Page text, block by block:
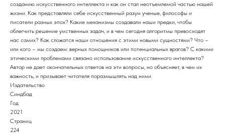
созданию искусственного интеллекта и как он стал неотъемлемой частью нашей
жизни. Как представляли себе искусственный разум ученые, философы и
писатели разных эпох? Какие механизмы создавали наши предки, чтобы
облегчить решение умственных задач, и в чем сегодня алгоритмы превосходят
нас самих? Как сложатся наши отношения с этими новыми сущностями? Что –
или кого – мы создаем: верных помощников или потенциальных врагов? С какими
этическими проблемами связано использование искусственного интеллекта?
Автор не дает окончательных ответов на эти вопросы, но объясняет, в чем их
важность, и призывает читателя поразмышлять над ними.
Издательство
Синдбад
Год
2021
Страниц
224